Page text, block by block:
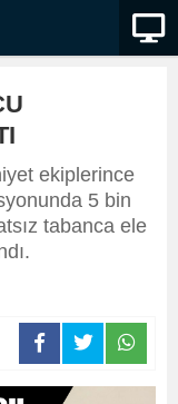
ekiplerince
5 bin
tabanca ele